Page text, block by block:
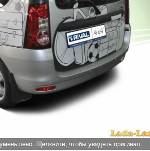
Щелкните, чтобы увидеть оригинал.